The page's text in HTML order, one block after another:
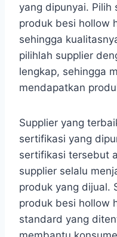
yang dipunyai. Pilih
produk besi hollow
sehingga
pilihlah supplier
lengkap, sehingga
mendapatkan
Supplier yang
sertifikasi yang
sertifikasi tersebut
supplier selalu
produk yang dijual.
produk besi hollow
standard yang